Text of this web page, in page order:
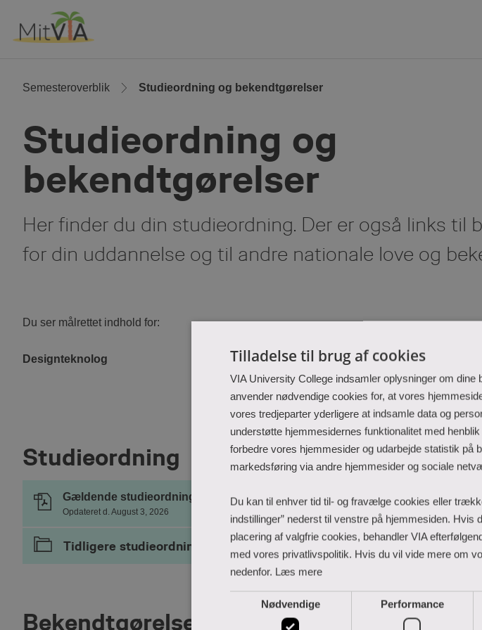
Content
Semesteroverblik Studieordning og bekendtgørelser
Studieordning og
bekendtgørelser
Her finder du din studieordning. Der er også links til
for din uddannelse og til andre nationale love og
Du ser målrettet indhold for:
Designteknolog Herning
Studieordning
Gældende studieordning
Opdateret d. August 3, 2026
Tidligere studieordning
Bekendtgørelser og love
Tilladelse til brug af cookies
VIA University College indsamler oplysninger om
anvender nødvendige cookies for, at vores
vores tredjeparter yderligere at indsamle data og
understøtte hjemmesidernes funktionalitet med
forbedre vores hjemmesider og udarbejde statistik på
markedsføring via andre hjemmesider og sociale
Du kan til enhver tid til- og fravælge cookies eller
indstillinger” nederst til venstre på hjemmesiden. Hvis
placering af valgfrie cookies, behandler VIA
med vores privatlivspolitik. Hvis du vil vide mere om
nedenfor. Læs mere
Nødvendige Performance